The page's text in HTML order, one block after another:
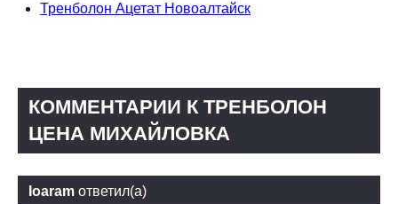
Тренболон Ацетат Новоалтайск
КОММЕНТАРИИ К ТРЕНБОЛОН
ЦЕНА МИХАЙЛОВКА
Ioaram ответил(а)